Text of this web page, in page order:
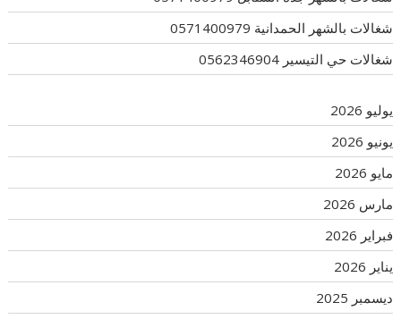
شغالات بالشهر الحمدانية 0571400979
شغالات حي التيسير 0562346904
يوليو 2026
يونيو 2026
مايو 2026
مارس 2026
فبراير 2026
يناير 2026
ديسمبر 2025